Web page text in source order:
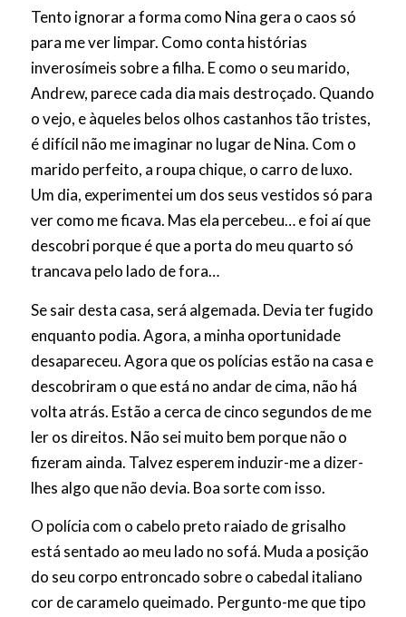
Tento ignorar a forma como Nina gera o caos só
para me ver limpar. Como conta histórias
inverosímeis sobre a filha. E como o seu marido,
Andrew, parece cada dia mais destroçado. Quando
o vejo, e àqueles belos olhos castanhos tão tristes,
é difícil não me imaginar no lugar de Nina. Com o
marido perfeito, a roupa chique, o carro de luxo.
Um dia, experimentei um dos seus vestidos só para
ver como me ficava. Mas ela percebeu… e foi aí que
descobri porque é que a porta do meu quarto só
trancava pelo lado de fora…
Se sair desta casa, será algemada. Devia ter fugido
enquanto podia. Agora, a minha oportunidade
desapareceu. Agora que os polícias estão na casa e
descobriram o que está no andar de cima, não há
volta atrás. Estão a cerca de cinco segundos de me
ler os direitos. Não sei muito bem porque não o
fizeram ainda. Talvez esperem induzir-me a dizer-
lhes algo que não devia. Boa sorte com isso.
O polícia com o cabelo preto raiado de grisalho
está sentado ao meu lado no sofá. Muda a posição
do seu corpo entroncado sobre o cabedal italiano
cor de caramelo queimado. Pergunto-me que tipo